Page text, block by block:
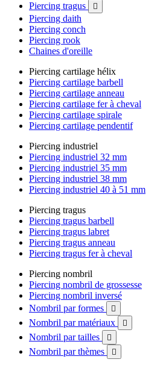
Piercing tragus 
Piercing daith
Piercing conch
Piercing rook
Chaines d'oreille
Piercing cartilage hélix
Piercing cartilage barbell
Piercing cartilage anneau
Piercing cartilage fer à cheval
Piercing cartilage spirale
Piercing cartilage pendentif
Piercing industriel
Piercing industriel 32 mm
Piercing industriel 35 mm
Piercing industriel 38 mm
Piercing industriel 40 à 51 mm
Piercing tragus
Piercing tragus barbell
Piercing tragus labret
Piercing tragus anneau
Piercing tragus fer à cheval
Piercing nombril
Piercing nombril de grossesse
Piercing nombril inversé
Nombril par formes

Nombril par matériaux 
Nombril par tailles 
Nombril par thèmes 